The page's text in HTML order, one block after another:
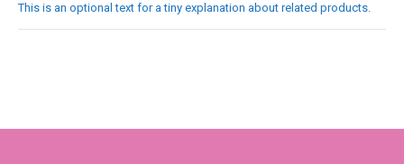
This is an optional text for a tiny explanation about related products.